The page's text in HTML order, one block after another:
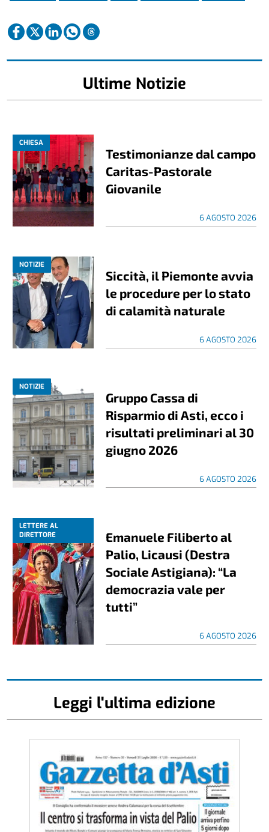
Ultime Notizie
CHIESA
Testimonianze dal campo
Caritas-Pastorale
Giovanile
6 AGOSTO 2026
NOTIZIE
Siccità, il Piemonte avvia
le procedure per lo stato
di calamità naturale
6 AGOSTO 2026
NOTIZIE
Gruppo Cassa di
Risparmio di Asti, ecco i
risultati preliminari al 30
giugno 2026
6 AGOSTO 2026
LETTERE AL
DIRETTORE
Emanuele Filiberto al
Palio, Licausi (Destra
Sociale Astigiana): “La
democrazia vale per
tutti”
6 AGOSTO 2026
Leggi l'ultima edizione